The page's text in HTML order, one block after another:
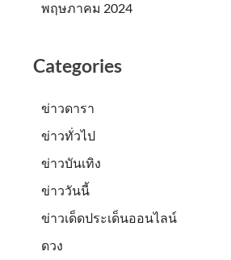
พฤษภาคม 2024
Categories
ข่าวดารา
ข่าวทั่วไป
ข่าวบันเทิง
ข่าววันนี้
ข่าวเด็ดประเด็นออนไลน์
ดวง